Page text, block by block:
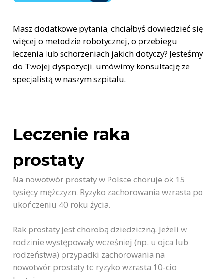
Masz dodatkowe pytania, chciałbyś dowiedzieć się
więcej o metodzie robotycznej, o przebiegu
leczenia lub schorzeniach jakich dotyczy? Jesteśmy
do Twojej dyspozycji, umówimy konsultację ze
specjalistą w naszym szpitalu.
Leczenie raka
prostaty
Na nowotwór prostaty w Polsce choruje ok 15
tysięcy mężczyzn. Ryzyko zachorowania wzrasta po
ukończeniu 40 roku życia.
Rak prostaty jest chorobą dziedziczną. Jeżeli w
rodzinie występowały wcześniej (np. u ojca lub
rodzeństwa) przypadki zachorowania na
nowotwór prostaty to ryzyko wzrasta 10-cio